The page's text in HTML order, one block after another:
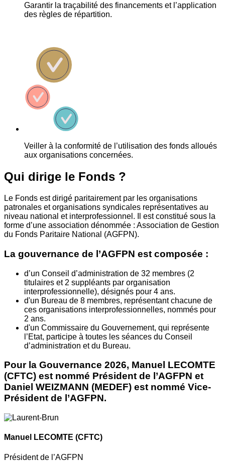
Garantir la traçabilité des financements et l’application
des règles de répartition.
Veiller à la conformité de l’utilisation des fonds alloués
aux organisations concernées.
Qui dirige le Fonds ?
Le Fonds est dirigé paritairement par les organisations
patronales et organisations syndicales représentatives au
niveau national et interprofessionnel. Il est constitué sous la
forme d’une association dénommée : Association de Gestion
du Fonds Paritaire National (AGFPN).
La gouvernance de l’AGFPN est composée :
d’un Conseil d’administration de 32 membres (2
titulaires et 2 suppléants par organisation
interprofessionnelle), désignés pour 4 ans.
d'un Bureau de 8 membres, représentant chacune de
ces organisations interprofessionnelles, nommés pour
2 ans.
d'un Commissaire du Gouvernement, qui représente
l’Etat, participe à toutes les séances du Conseil
d’administration et du Bureau.
Pour la Gouvernance 2026, Manuel LECOMTE
(CFTC) est nommé Président de l’AGFPN et
Daniel WEIZMANN (MEDEF) est nommé Vice-
Président de l’AGFPN.
Manuel LECOMTE (CFTC)
Président de l’AGFPN